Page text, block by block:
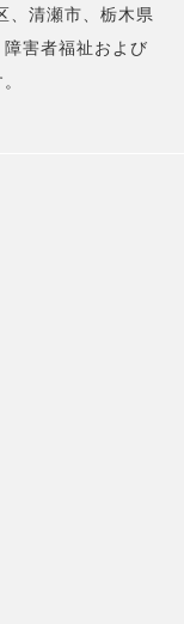
、清瀬市、栃木県
害者福祉および